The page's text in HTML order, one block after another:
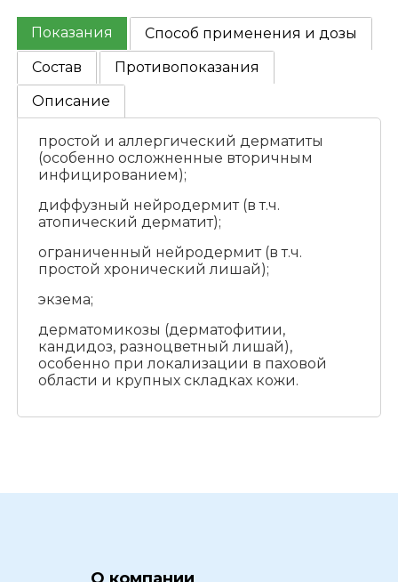
Показания
Способ применения и дозы
Состав
Противопоказания
Описание
простой и аллергический дерматиты
(особенно осложненные вторичным
инфицированием);
диффузный нейродермит (в т.ч.
атопический дерматит);
ограниченный нейродермит (в т.ч.
простой хронический лишай);
экзема;
дерматомикозы (дерматофитии,
кандидоз, разноцветный лишай),
особенно при локализации в паховой
области и крупных складках кожи.